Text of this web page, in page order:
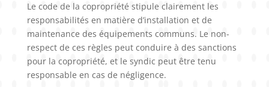
Le code de la copropriété stipule clairement les
responsabilités en matière d’installation et de
maintenance des équipements communs. Le non-
respect de ces règles peut conduire à des sanctions
pour la copropriété, et le syndic peut être tenu
responsable en cas de négligence.